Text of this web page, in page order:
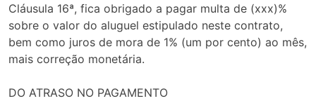
Cláusula 16ª, fica obrigado a pagar multa de (xxx)%
sobre o valor do aluguel estipulado neste contrato,
bem como juros de mora de 1% (um por cento) ao mês,
mais correção monetária.
DO ATRASO NO PAGAMENTO